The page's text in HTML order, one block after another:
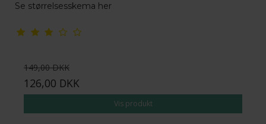
Se størrelsesskema her
149,00 DKK
126,00 DKK
Vis produkt